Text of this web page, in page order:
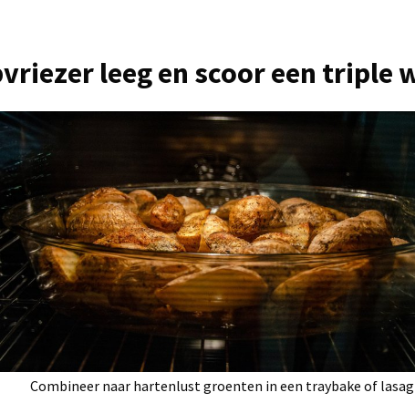
leeg en scoor een triple
Combineer naar hartenlust groenten in een traybake of